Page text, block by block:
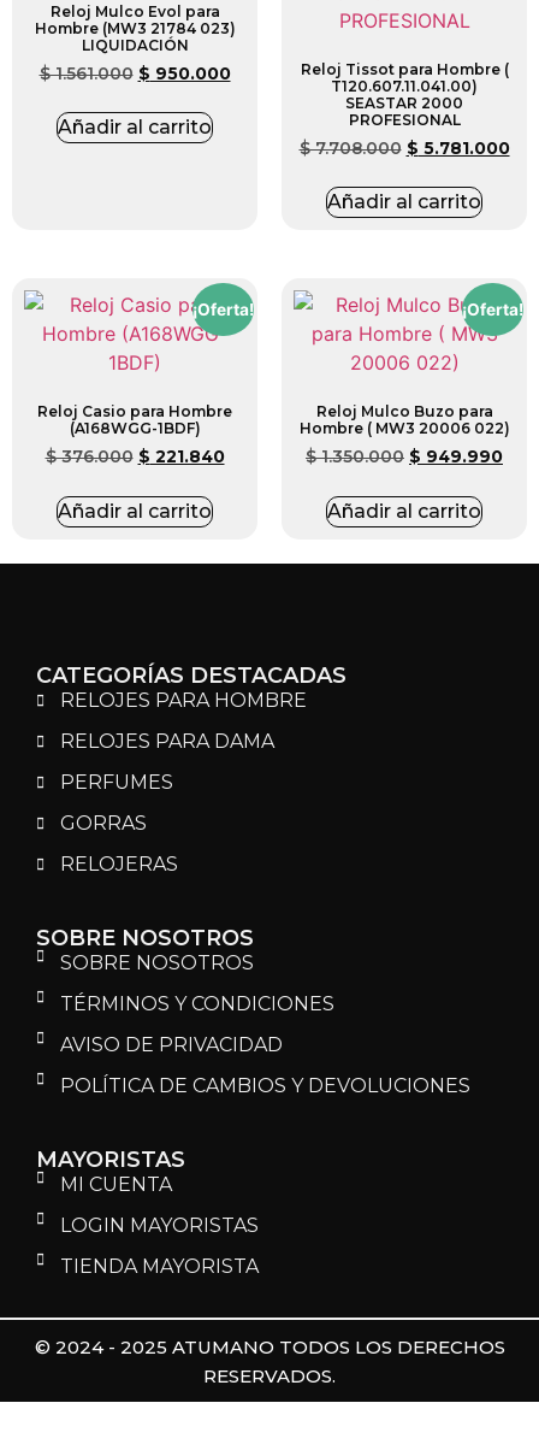
Reloj Mulco Evol para
Hombre (MW3 21784 023)
LIQUIDACIÓN
$1.561.000 $ 950.000
Añadir al carrito
Reloj Tissot para Hombre (
T120.607.11.041.00)
SEASTAR 2000
PROFESIONAL
$7.708.000 $ 5.781.000
Añadir al carrito
¡Oferta!
Reloj Casio para Hombre
(A168WGG-1BDF)
$376.000 $ 221.840
Añadir al carrito
¡Oferta!
Reloj Mulco Buzo para
Hombre ( MW3 20006 022)
$1.350.000 $ 949.990
Añadir al carrito
CATEGORÍAS DESTACADAS
RELOJES PARA HOMBRE
RELOJES PARA DAMA
PERFUMES
GORRAS
RELOJERAS
SOBRE NOSOTROS
SOBRE NOSOTROS
TÉRMINOS Y CONDICIONES
AVISO DE PRIVACIDAD
POLÍTICA DE CAMBIOS Y DEVOLUCIONES
MAYORISTAS
MI CUENTA
LOGIN MAYORISTAS
TIENDA MAYORISTA
© 2024 - 2025 ATUMANO TODOS LOS DERECHOS
RESERVADOS.